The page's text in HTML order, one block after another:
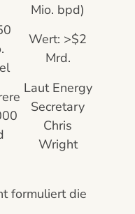
Mio. bpd)
Wert: >$2
Mrd.
Laut Energy
Secretary
Chris
Wright
formuliert die